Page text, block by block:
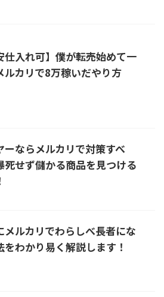
仕入れ可】僕が転売始めて一
ルカリで8万稼いだやり方
ーならメルカリで対策すべ
死せず儲かる商品を見つける
メルカリでわらしべ長者にな
をわかり易く解説します！